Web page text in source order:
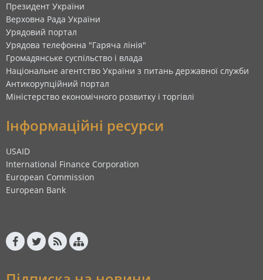
Президент України
Верховна Рада України
Урядовий портал
Урядова телефонна "Гаряча лінія"
Громадянське суспільство і влада
Національне агентство України з питань державної служби
Антикорупційний портал
Міністерство економічного розвитку і торгівлі
Інформаційні ресурси
USAID
International Finance Corporation
European Commission
European Bank